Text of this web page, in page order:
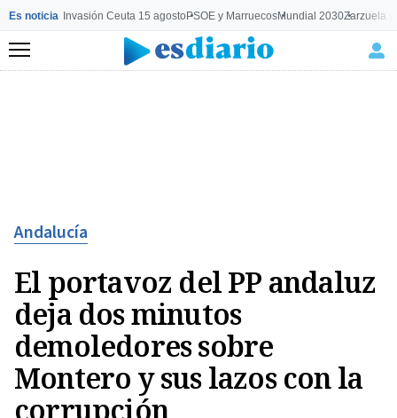
Es noticia Invasión Ceuta 15 agostoPSOE y MarruecosMundial 2030Zarzuela
Menú
Andalucía
El portavoz del PP andaluz
deja dos minutos
demoledores sobre
Montero y sus lazos con la
corrupción